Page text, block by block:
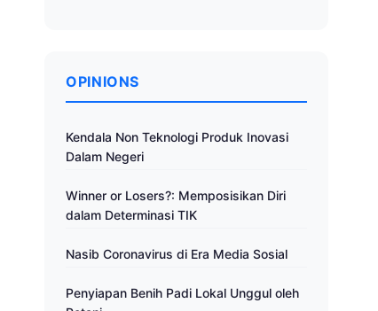
OPINIONS
Kendala Non Teknologi Produk Inovasi
Dalam Negeri
Winner or Losers?: Memposisikan Diri
dalam Determinasi TIK
Nasib Coronavirus di Era Media Sosial
Penyiapan Benih Padi Lokal Unggul oleh